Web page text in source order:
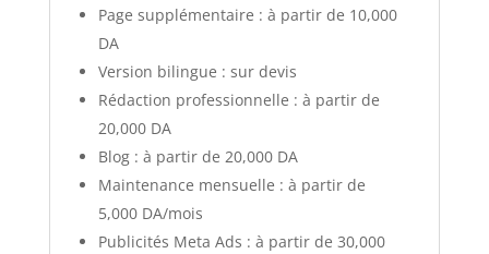
Page supplémentaire : à partir de 10,000
DA
Version bilingue : sur devis
Rédaction professionnelle : à partir de
20,000 DA
Blog : à partir de 20,000 DA
Maintenance mensuelle : à partir de
5,000 DA/mois
Publicités Meta Ads : à partir de 30,000